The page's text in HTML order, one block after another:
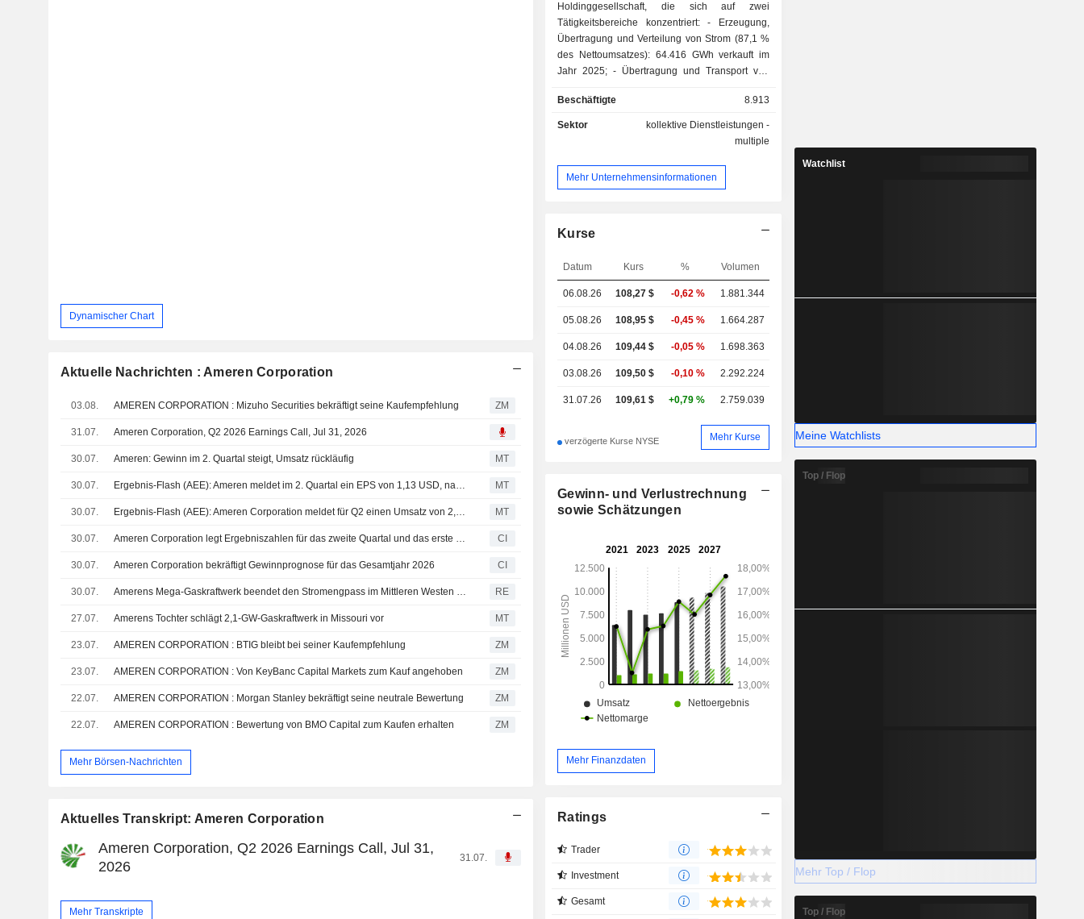
Dynamischer Chart
Aktuelle Nachrichten : Ameren Corporation
03.08. AMEREN CORPORATION : Mizuho Securities bekräftigt seine Kaufempfehlung ZM
31.07. Ameren Corporation, Q2 2026 Earnings Call, Jul 31, 2026
30.07. Ameren: Gewinn im 2. Quartal steigt, Umsatz rückläufig MT
30.07. Ergebnis-Flash (AEE): Ameren meldet im 2. Quartal ein EPS von 1,13 USD, nach FactSet-Schätzung von 1,08 USD MT
30.07. Ergebnis-Flash (AEE): Ameren Corporation meldet für Q2 einen Umsatz von 2,09 Mrd. USD, gegenüber der FactSet-Schätzung von 2,27 Mrd. USD MT
30.07. Ameren Corporation legt Ergebniszahlen für das zweite Quartal und das erste Halbjahr zum 30. Juni 2026 vor CI
30.07. Ameren Corporation bekräftigt Gewinnprognose für das Gesamtjahr 2026 CI
30.07. Amerens Mega-Gaskraftwerk beendet den Stromengpass im Mittleren Westen der USA nicht, wie eine Unternehmensanalyse zeigt RE
27.07. Amerens Tochter schlägt 2,1-GW-Gaskraftwerk in Missouri vor MT
23.07. AMEREN CORPORATION : BTIG bleibt bei seiner Kaufempfehlung ZM
23.07. AMEREN CORPORATION : Von KeyBanc Capital Markets zum Kauf angehoben ZM
22.07. AMEREN CORPORATION : Morgan Stanley bekräftigt seine neutrale Bewertung ZM
22.07. AMEREN CORPORATION : Bewertung von BMO Capital zum Kaufen erhalten ZM
Mehr Börsen-Nachrichten
Aktuelles Transkript: Ameren Corporation
Ameren Corporation, Q2 2026 Earnings Call, Jul 31,
2026
31.07.
Mehr Transkripte
Holdinggesellschaft, die sich auf zwei
Tätigkeitsbereiche konzentriert: - Erzeugung,
Übertragung und Verteilung von Strom (87,1 %
des Nettoumsatzes): 64.416 GWh verkauft im
Jahr 2025; - Übertragung und Transport von
Beschäftigte
8.913
Sektor
kollektive Dienstleistungen -
multiple
Mehr Unternehmensinformationen
Kurse
Datum Kurs % Volumen
06.08.26 108,27$ -0,62 % 1.881.344
05.08.26 108,95 $ -0,45 % 1.664.287
04.08.26 109,44 $ -0,05 % 1.698.363
03.08.26 109,50 $ -0,10 % 2.292.224
31.07.26 109,61 $ +0,79 % 2.759.039
verzögerte Kurse NYSE Mehr Kurse
Gewinn- und Verlustrechnung
sowie Schätzungen
Mehr Finanzdaten
Ratings
Trader
Investment
Gesamt
Watchlist
Meine Watchlists
Top / Flop
Mehr Top / Flop
Top / Flop